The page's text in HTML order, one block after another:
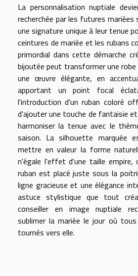
La personnalisation nuptiale
recherchée par les futures
une signature unique à leur tenue
ceintures de mariée et les rubans
primordial dans cette démarche
bijoutée peut transformer une robe
une œuvre élégante, en
apportant un point focal
l'introduction d'un ruban coloré
d'ajouter une touche de fantaisie
harmoniser la tenue avec le
saison. La silhouette marquée
mettre en valeur la forme
n'égale l'effet d'une taille empire,
ruban est placé juste sous la
ligne gracieuse et une élégance
astuce stylistique que tout
conseiller en image nuptiale
sublimer la mariée le jour où
tournés vers elle.